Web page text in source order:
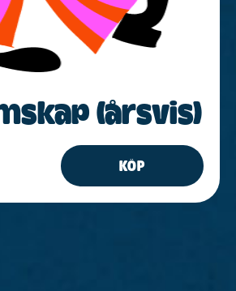
(årsvis)
KÖP